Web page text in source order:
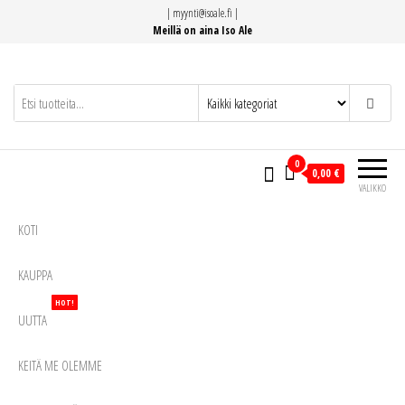
| myynti@isoale.fi |
Meillä on aina Iso Ale
VALIKKO
0
0,00 €
KOTI
KAUPPA
UUTTA
HOT!
KEITÄ ME OLEMME